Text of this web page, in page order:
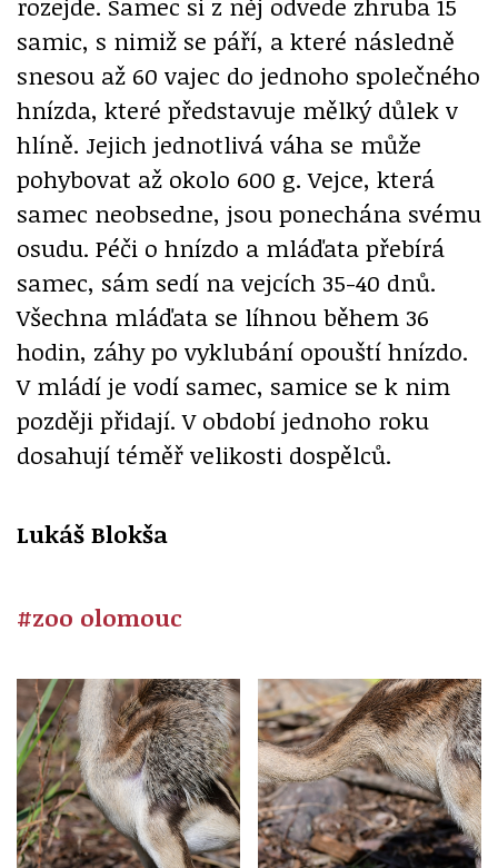
samic, s nimiž se páří, a které následně
snesou až 60 vajec do jednoho společného
hnízda, které představuje mělký důlek v
hlíně. Jejich jednotlivá váha se může
pohybovat až okolo 600 g. Vejce, která
samec neobsedne, jsou ponechána svému
osudu. Péči o hnízdo a mláďata přebírá
samec, sám sedí na vejcích 35-40 dnů.
Všechna mláďata se líhnou během 36
hodin, záhy po vyklubání opouští hnízdo.
V mládí je vodí samec, samice se k nim
později přidají. V období jednoho roku
dosahují téměř velikosti dospělců.
Lukáš Blokša
#zoo olomouc